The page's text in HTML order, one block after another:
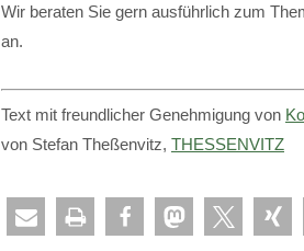
Wir beraten Sie gern ausführlich zum
an.
Text mit freundlicher Genehmigung von
von Stefan Theßenvitz, THESSENVITZ